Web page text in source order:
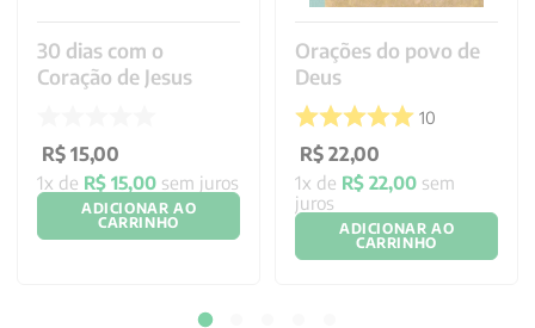
30 dias com o
Coração de Jesus
R$ 15,00
1x de R$ 15,00 sem juros
ADICIONAR AO
CARRINHO
Orações do povo de
Deus
10
R$ 22,00
1x de R$ 22,00 sem
juros
ADICIONAR AO
CARRINHO